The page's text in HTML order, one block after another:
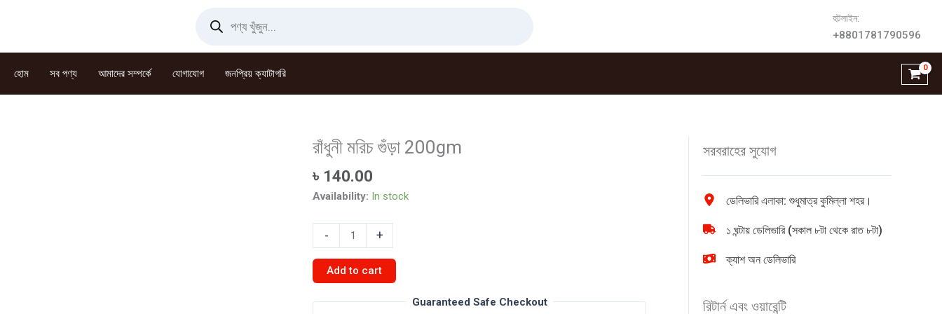
search
হটলাইন:
+8801781790596
হোম সব পণ্য আমাদের সম্পর্কে যোগাযোগ জনপ্রিয় ক্যাটাগরি
রাঁধুনী মরিচ গুঁড়া 200gm
৳ 140.00
Availability: In stock
-
মরিচ
গুঁড়া
200gm
+
Add to cart
Guaranteed Safe Checkout
সরবরাহের সুযোগ
ডেলিভারি এলাকা: শুধুমাত্র কুমিল্লা শহর।
১ ঘন্টায় ডেলিভারি (সকাল ৮টা থেকে রাত ৮টা)
ক্যাশ অন ডেলিভারি
রিটার্ন এবং ওয়ারেন্টি